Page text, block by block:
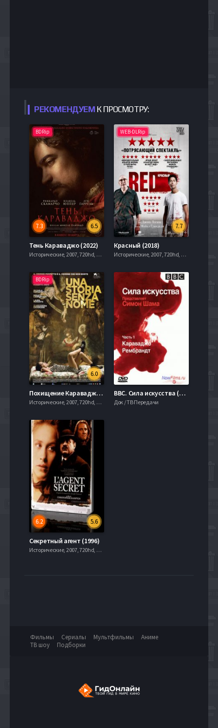
РЕКОМЕНДУЕМ К ПРОСМОТРУ:
BDRip
6.5
7.3
Тень Караваджо (2022)
Исторические, 2007, 720hd, mobilen
WEB-DLRip
7.7
Красный (2018)
Исторические, 2007, 720hd, mobilen
BDRip
6.0
Похищение Караваджо (2018)
Исторические, 2007, 720hd, mobilen
BBC. Сила искусства (2006) Все Серии
Док / ТВ Передачи
5.6
6.2
Секретный агент (1996)
Исторические, 2007, 720hd, mobilen
Фильмы Сериалы Мультфильмы
Аниме
ТВ шоу
Подборки